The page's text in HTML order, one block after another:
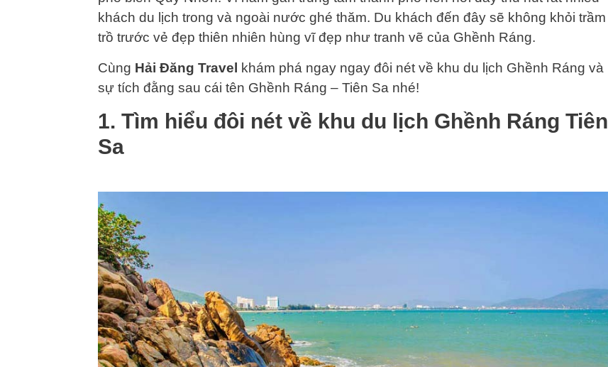
khách du lịch trong và ngoài nước ghé thăm. Du khách đến đây sẽ không khỏi trầm
trồ trước vẻ đẹp thiên nhiên hùng vĩ đẹp như tranh vẽ của Ghềnh Ráng.
Cùng Hải Đăng Travel
khám phá ngay ngay đôi nét về khu du lịch Ghềnh Ráng và
sự tích đằng sau cái tên Ghềnh Ráng – Tiên Sa nhé!
1. Tìm hiểu đôi nét về khu du lịch Ghềnh Ráng Tiên
Sa